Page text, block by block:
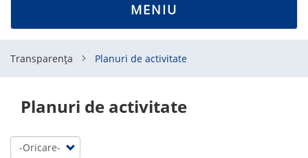
TOGGLE
NAVIGATION
MENIU
Transparența Planuri de activitate
Planuri de activitate